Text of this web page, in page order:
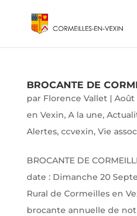
BROCANTE DE
par Florence Vallet| Août
en Vexin, A la une,
Alertes, ccvexin, Vie
BROCANTE DE
date : Dimanche 20
Rural de Cormeilles en
brocante annuelle de